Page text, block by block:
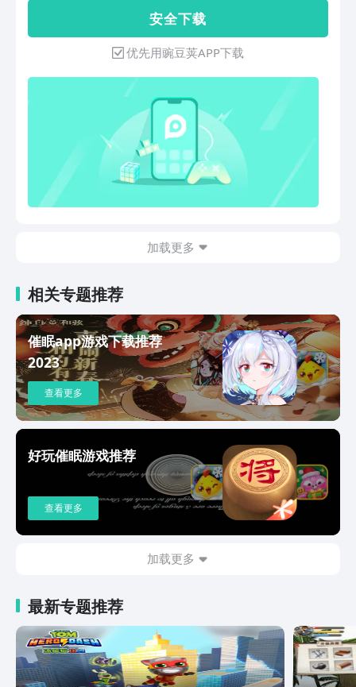
让我们更了解你的睡眠习惯。还可以将你
的搞笑鼾声/梦话分享至微博///等其他社
交软件，让你睡着也能上热搜！【智能-
监测设备进行深度睡眠、浅睡眠数据对
比，分析你的睡眠质量。【智能-定制睡
眠解决方案】定制专属作息方案，帮你养
成早睡早起好习惯；每天不同的睡前练
习，助你恢复睡眠动力和节律系统，告别
睡前拖延症，放下手机，迅速入睡。【专
业哄睡内容-白噪音/哄睡故事/ASMR】
1000+个经专业实验验证有效的哄睡内容
松大脑、释放压力；入睡时听助眠白噪
放松、舒缓的状态，帮助提高睡眠质量，
摆脱失眠困扰。【智能闹钟清晨唤醒】智
能闹钟在你浅睡眠期间将你唤醒，柔美、
轻松的原创闹钟铃声，帮你摆脱以往的被
闹钟突然惊醒，让起床变得不再痛苦，新
的一天精力充沛，摆脱无精打采的状态。
注、焦虑等身心健康问题。无论你是冥想
初学者，还是希望精进的练习者，都能在
这里找到适合你的内容，一站式解决所有
冥想需求。 【为什么选择我们？】 -专业
权威：每个练习经8大环节严格打磨，致
力于提供更优质的冥想体验。 -内容海
量：拥有500+ 精心打造的冥想练习、睡
眠故事与白噪音等，并持续更新。 - 沉浸
体验：高品质自然音效（雨声、海浪、篝
火）与专业引导语，带你快速放松身心、
安然入眠。 -全程陪伴：从步骤拆解到练
些问题】 - 改善睡眠：睡前冥想、助眠故
-缓解压力：针对性减压练习，快速释放
焦虑、紧张情绪，重获内心平静。 - 提升
专注：工作学习前进行专注力训练，清空
杂念，大幅提升效率。 -情绪管理：学会
与情绪共处，不再轻易情绪化，提升心理
韧性和稳定性。
安 全 下 载
优先用豌豆荚APP下载
加载更多
相关专题推荐
催眠app游戏下载推荐
2023
查看更多
好玩催眠游戏推荐
查看更多
加载更多
最新专题推荐